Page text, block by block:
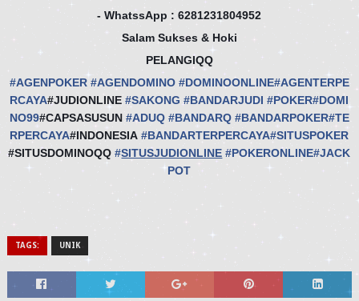
- WhatssApp : 6281231804952
Salam Sukses & Hoki
PELANGIQQ
#AGENPOKER #AGENDOMINO #DOMINOONLINE#AGENTERPE
RCAYA#JUDIONLINE#SAKONG #BANDARJUDI #POKER#DOMI
NO99#CAPSASUSUN #ADUQ #BANDARQ #BANDARPOKER#TE
RPERCAYA#INDONESIA#BANDARTERPERCAYA#SITUSPOKER
#SITUSDOMINOQQ#SITUSJUDIONLINE #POKERONLINE#JACK
POT
TAGS: UNIK